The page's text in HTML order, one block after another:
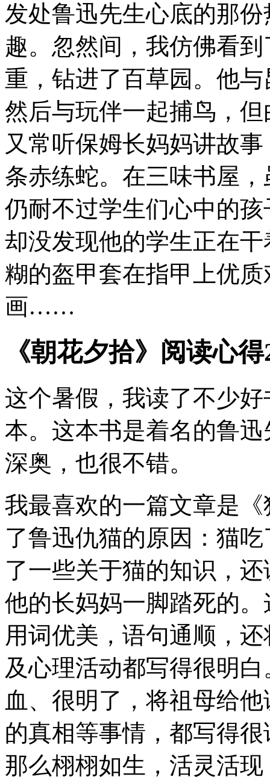
发处鲁迅先生心底的那
趣。忽然间，我仿佛看
重，钻进了百草园。他
然后与玩伴一起捕鸟，
又常听保姆长妈妈讲故
条赤练蛇。在三味书屋
仍耐不过学生们心中的
却没发现他的学生正在
糊的盔甲套在指甲上优
画……
《朝花夕拾》阅读心
这个暑假，我读了不少
本。这本书是着名的鲁
深奥，也很不错。
我最喜欢的一篇文章是
了鲁迅仇猫的原因：猫
了一些关于猫的知识，
他的长妈妈一脚踏死的
用词优美，语句通顺，
及心理活动都写得很明
血、很明了，将祖母给
的真相等事情，都写得
那么栩栩如生，活灵活